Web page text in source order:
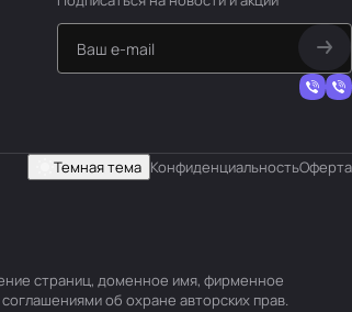
Темная тема КонфиденциальностьОферта
страниц, доменное имя, фирменное
об охране авторских прав.